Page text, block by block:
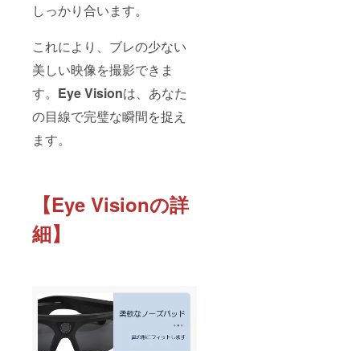
しっかり合います。
これにより、ブレの少ない
美しい映像を撮影できま
す。 Eye Visionは、あなた
の目線で完璧な瞬間を捉え
ます。
【Eye Visionの詳
細】